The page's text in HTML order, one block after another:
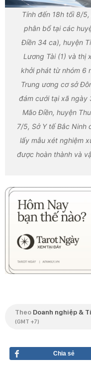
Tính đến 18h tối 8/
phân bổ tại các
Điền 34 ca), huyện
Lương Tài (1) và thị
khởi phát từ nhóm 6
Trung ương cơ sở
đám cưới tại xã ngày
Mão Điền, huyện
7/5, Sở Y tế Bắc Ninh
lấy mẫu xét nghiệm
được hoàn thành và
Theo Doanh nghiệp &
(GMT +7)
Chia sẻ